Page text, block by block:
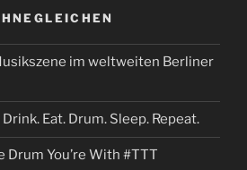
im weltweiten Berliner
Eat. Drum. Sleep. Repeat.
Drum You’re With #TTT